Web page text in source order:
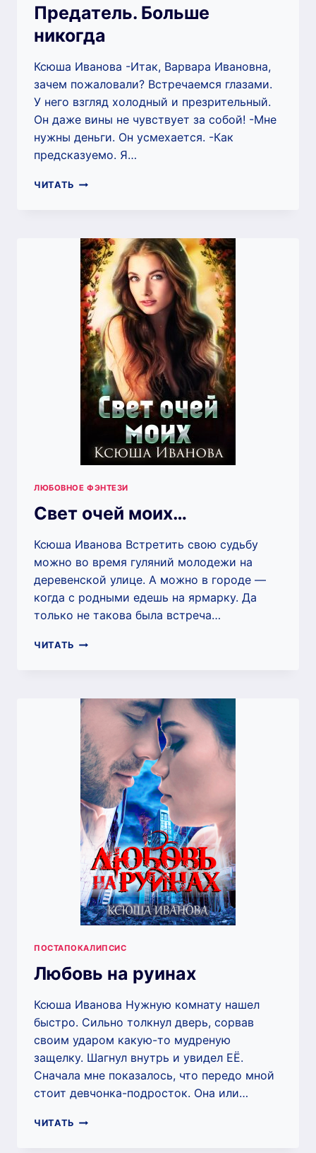
Предатель. Больше
никогда
Ксюша Иванова ‍-Итак, Варвара Ивановна,
зачем пожаловали? Встречаемся глазами.
У него взгляд холодный и презрительный.
Он даже вины не чувствует за собой! -Мне
нужны деньги. Он усмехается. -Как
предсказуемо. Я…
ЧИТАТЬ ПРЕДАТЕЛЬ.
ЛЮБОВНОЕ ФЭНТЕЗИ
Свет очей моих…
Ксюша Иванова Встретить свою судьбу
можно во время гуляний молодежи на
деревенской улице. А можно в городе —
когда с родными едешь на ярмарку. Да
только не такова была встреча…
ЧИТАТЬ СВЕТ
ПОСТАПОКАЛИПСИС
Любовь на руинах
Ксюша Иванова Нужную комнату нашел
быстро. Сильно толкнул дверь, сорвав
своим ударом какую-то мудреную
защелку. Шагнул внутрь и увидел ЕЁ.
Сначала мне показалось, что передо мной
стоит девчонка-подросток. Она или…
ЧИТАТЬ ЛЮБОВЬ